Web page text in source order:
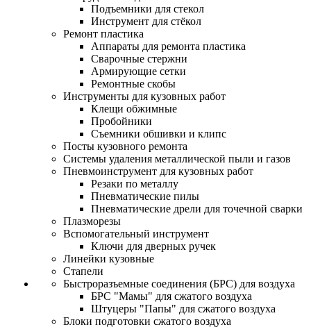
Подъемники для стекол
Инструмент для стёкол
Ремонт пластика
Аппараты для ремонта пластика
Сварочные стержни
Армирующие сетки
Ремонтные скобы
Инструменты для кузовных работ
Клещи обжимные
Пробойники
Съемники обшивки и клипс
Посты кузовного ремонта
Системы удаления металлической пыли и газов
Пневмоинструмент для кузовных работ
Резаки по металлу
Пневматические пилы
Пневматические дрели для точечной сварки
Плазморезы
Вспомогательный инструмент
Ключи для дверных ручек
Линейки кузовные
Стапели
Быстроразъемные соединения (БРС) для воздуха
БРС "Мамы" для сжатого воздуха
Штуцеры "Папы" для сжатого воздуха
Блоки подготовки сжатого воздуха